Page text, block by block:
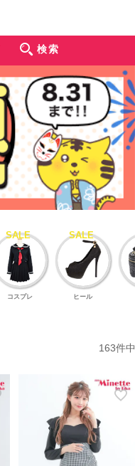
検索
コスプレ ヒール
163件中